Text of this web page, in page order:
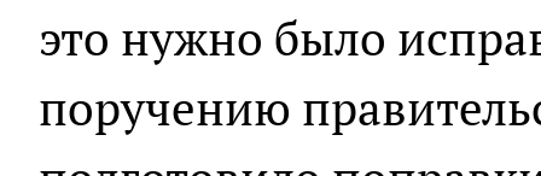
это нужно было
поручению